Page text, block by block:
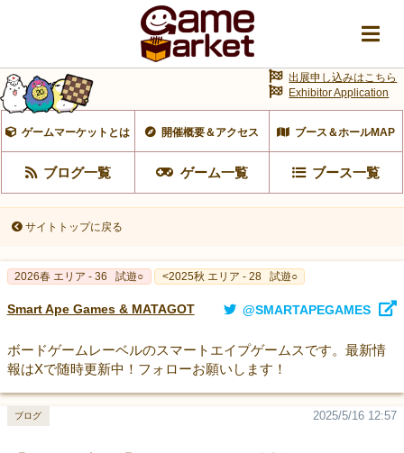
ゲームマーケットとは 開催概要＆アクセス ブース＆ホールMAP
ブログ一覧 ゲーム一覧 ブース一覧
出展申し込みはこちら
Exhibitor Application
サイトトップに戻る
2026春 エリア - 36 試遊○ <2025秋 エリア - 28 試遊○
Smart Ape Games & MATAGOT @SMARTAPEGAMES
ボードゲームレーベルのスマートエイプゲームスです。最新情
報はXで随時更新中！フォローお願いします！
2025/5/16 12:57
ブログ